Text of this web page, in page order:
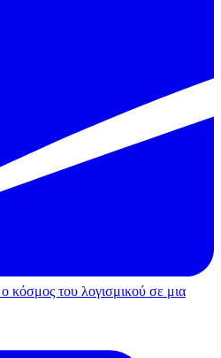
κόσμος του λογισμικού σε μια